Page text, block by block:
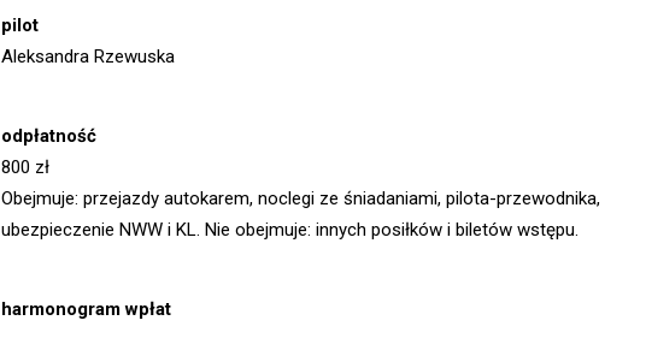
pilot
Aleksandra Rzewuska
odpłatność
800 zł
Obejmuje: przejazdy autokarem, noclegi ze śniadaniami, pilota-przewodnika,
ubezpieczenie NWW i KL. Nie obejmuje: innych posiłków i biletów wstępu.
harmonogram wpłat